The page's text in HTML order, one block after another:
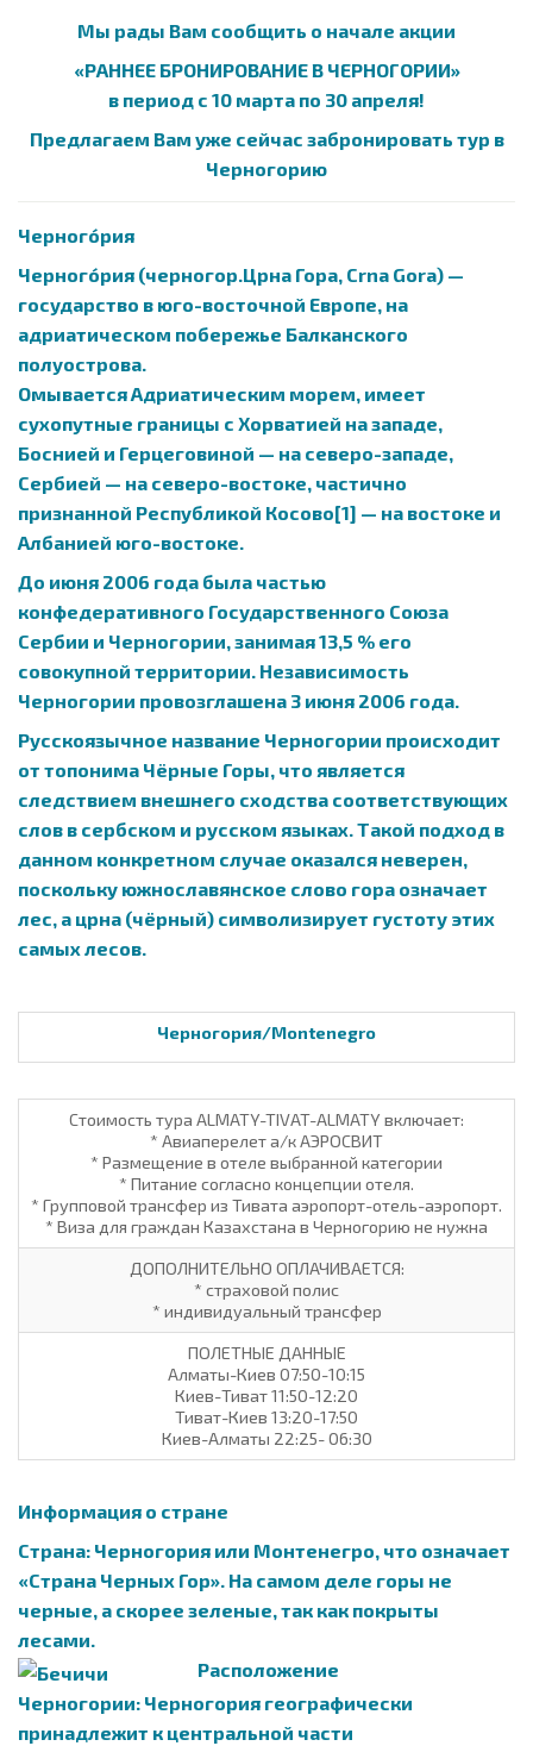
Мы рады Вам сообщить о начале акции
«РАННЕЕ БРОНИРОВАНИЕ В ЧЕРНОГОРИИ»
в период с 10 марта по 30 апреля!
Предлагаем Вам уже сейчас забронировать тур в
Черногорию
Черного́рия
Черного́рия (черногор.Црна Гора, Crna Gora) —
государство в юго-восточной Европе, на
адриатическом побережье Балканского
полуострова.
Омывается Адриатическим морем, имеет
сухопутные границы с Хорватией на западе,
Боснией и Герцеговиной — на северо-западе,
Сербией — на северо-востоке, частично
признанной Республикой Косово[1] — на востоке и
Албанией юго-востоке.
До июня 2006 года была частью
конфедеративного Государственного Союза
Сербии и Черногории, занимая 13,5 % его
совокупной территории. Независимость
Черногории провозглашена 3 июня 2006 года.
Русскоязычное название Черногории происходит
от топонима Чёрные Горы, что является
следствием внешнего сходства соответствующих
слов в сербском и русском языках. Такой подход в
данном конкретном случае оказался неверен,
поскольку южнославянское слово гора означает
лес, а црна (чёрный) символизирует густоту этих
самых лесов.
Черногория/Montenegro
Cтоимость тура ALMATY-TIVAT-ALMATY включает:
* Авиаперелет а/к АЭРОСВИТ
* Размещение в отеле выбранной категории
* Питание согласно концепции отеля.
* Групповой трансфер из Тивата аэропорт-отель-аэропорт.
* Виза для граждан Казахстана в Черногорию не нужна
ДОПОЛНИТЕЛЬНО ОПЛАЧИВАЕТСЯ:
* страховой полис
* индивидуальный трансфер
ПОЛЕТНЫЕ ДАННЫЕ
Алматы-Киев 07:50-10:15
Киев-Тиват 11:50-12:20
Тиват-Киев 13:20-17:50
Киев-Алматы 22:25- 06:30
Информация о стране
Страна: Черногория или Монтенегро, что означает
«Страна Черных Гор». На самом деле горы не
черные, а скорее зеленые, так как покрыты
лесами.
Расположение
Черногории: Черногория географически
принадлежит к центральной части